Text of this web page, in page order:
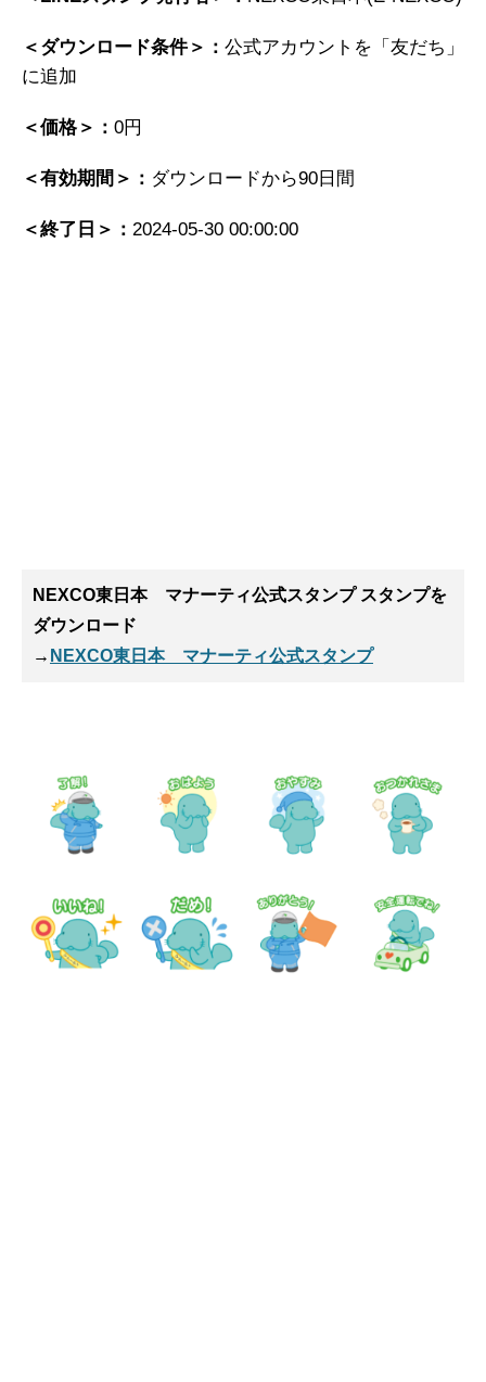
＜ダウンロード条件＞： 公式アカウントを「友だち」
に追加
＜価格＞： 0円
＜有効期間＞： ダウンロードから90日間
＜終了日＞： 2024-05-30 00:00:00
NEXCO東日本 マナーティ公式スタンプ スタンプを
ダウンロード
→ NEXCO東日本 マナーティ公式スタンプ